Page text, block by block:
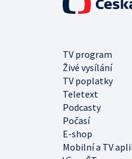
TV program
Živé vysílání
TV poplatky
Teletext
Podcasty
Počasí
E-shop
Mobilní a TV